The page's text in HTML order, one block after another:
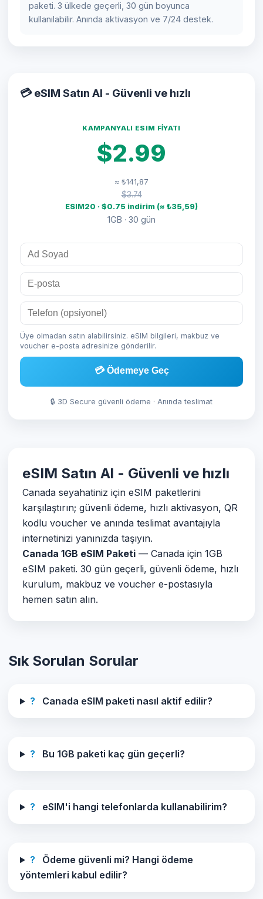
paketi. 3 ülkede geçerli, 30 gün boyunca
kullanılabilir. Anında aktivasyon ve 7/24 destek.
💳 eSIM Satın Al - Güvenli ve hızlı
KAMPANYALI ESIM FIYATI
$2.99
≈ ₺141,87
$3.74
ESIM20 · $0.75 indirim (≈ ₺35,59)
1GB · 30 gün
Üye olmadan satın alabilirsiniz. eSIM bilgileri, makbuz ve
voucher e-posta adresinize gönderilir.
💳 Ödemeye Geç
🔒 3D Secure güvenli ödeme · Anında teslimat
eSIM Satın Al - Güvenli ve hızlı
Canada seyahatiniz için eSIM paketlerini
karşılaştırın; güvenli ödeme, hızlı aktivasyon, QR
kodlu voucher ve anında teslimat avantajıyla
internetinizi yanınızda taşıyın.
Canada 1GB eSIM Paketi — Canada için 1GB
eSIM paketi. 30 gün geçerli, güvenli ödeme, hızlı
kurulum, makbuz ve voucher e-postasıyla
hemen satın alın.
Sık Sorulan Sorular
? Canada eSIM paketi nasıl aktif edilir?
? Bu 1GB paketi kaç gün geçerli?
? eSIM'i hangi telefonlarda kullanabilirim?
?
Ödeme güvenli mi? Hangi ödeme
yöntemleri kabul edilir?